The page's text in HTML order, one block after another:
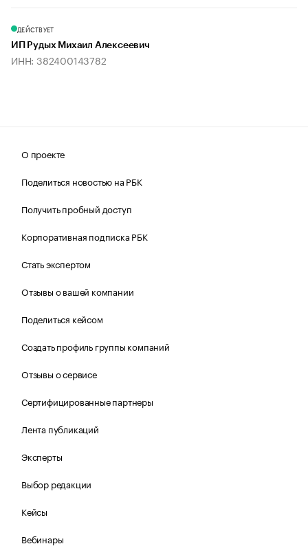
ДЕЙСТВУЕТ
ИП Рудых Михаил Алексеевич
ИНН: 382400143782
О проекте
Поделиться новостью на РБК
Получить пробный доступ
Корпоративная подписка РБК
Стать экспертом
Отзывы о вашей компании
Поделиться кейсом
Создать профиль группы компаний
Отзывы о сервисе
Сертифицированные партнеры
Лента публикаций
Эксперты
Выбор редакции
Кейсы
Вебинары